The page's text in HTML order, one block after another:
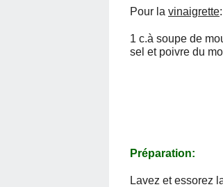
Pour la vinaigrette:
1 c.à soupe de
sel et poivre du
Préparation:
Lavez et essorez